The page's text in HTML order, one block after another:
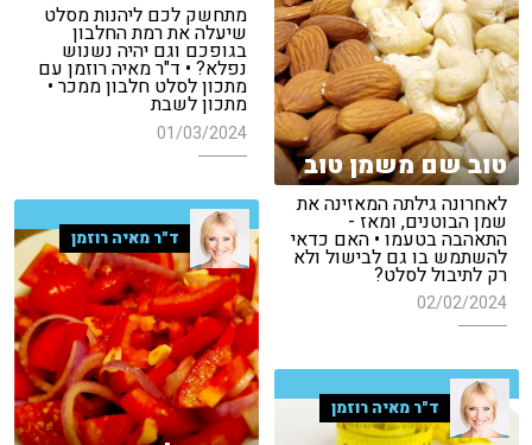
מתחשק לכם ליהנות מסלט
שיעלה את רמת החלבון
בגופכם וגם יהיה נשנוש
נפלא? • ד"ר מאיה רוזמן עם
מתכון לסלט חלבון ממכר •
מתכון לשבת
01/03/2024
טוב שם משמן טוב
לאחרונה גילתה המאזינה את
שמן הבוטנים, ומאז -
התאהבה בטעמו • האם כדאי
להשתמש בו גם לבישול ולא
רק לתיבול לסלט?
02/02/2024
ד"ר מאיה רוזמן
ד"ר מאיה רוזמן